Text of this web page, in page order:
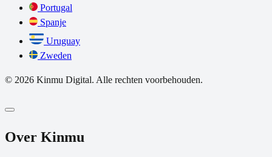
Portugal
Spanje
Uruguay
Zweden
© 2026 Kinmu Digital. Alle rechten voorbehouden.
Over Kinmu